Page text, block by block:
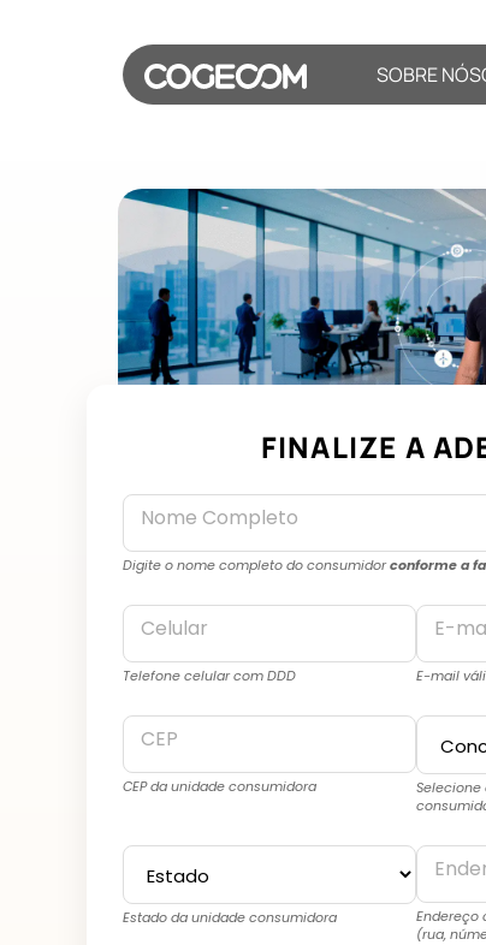
SOBRE NÓS
FINALIZE A
Nome Completo
Digite o nome completo do consumidorconforme a
Celular
Telefone celular com DDD
E-
E-mail
CEP
CEP da unidade consumidora
Estado da unidade consumidora
Endereço
(rua,